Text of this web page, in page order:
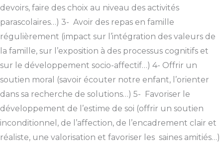
devoirs, faire des choix au niveau des activités
parascolaires…) 3- Avoir des repas en famille
régulièrement (impact sur l’intégration des valeurs de
la famille, sur l’exposition à des processus cognitifs et
sur le développement socio-affectif…) 4- Offrir un
soutien moral (savoir écouter notre enfant, l’orienter
dans sa recherche de solutions…) 5- Favoriser le
développement de l’estime de soi (offrir un soutien
inconditionnel, de l’affection, de l’encadrement clair et
réaliste, une valorisation et favoriser les saines amitiés…)